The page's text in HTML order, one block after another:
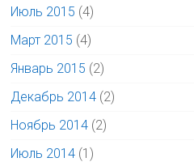
Июль 2015 (4)
Март 2015 (4)
Январь 2015 (2)
Декабрь 2014 (2)
Ноябрь 2014 (2)
Июль 2014 (1)